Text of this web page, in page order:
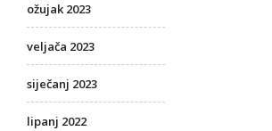
ožujak 2023
veljača 2023
siječanj 2023
lipanj 2022